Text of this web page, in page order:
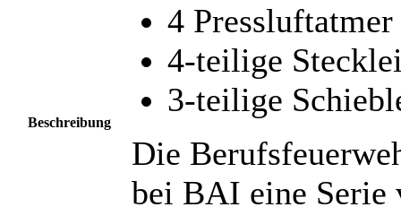
Beschreibung
4
4-teilige
3-teilige
Die
bei BAI eine Serie